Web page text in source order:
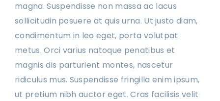
magna. Suspendisse non massa ac lacus
sollicitudin posuere at quis urna. Ut justo diam,
condimentum in leo eget, porta volutpat
metus. Orci varius natoque penatibus et
magnis dis parturient montes, nascetur
ridiculus mus. Suspendisse fringilla enim ipsum,
ut pretium nibh auctor eget. Cras facilisis velit